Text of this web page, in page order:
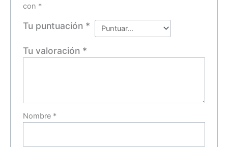
con *
Tu puntuación *
Tu valoración *
Nombre *